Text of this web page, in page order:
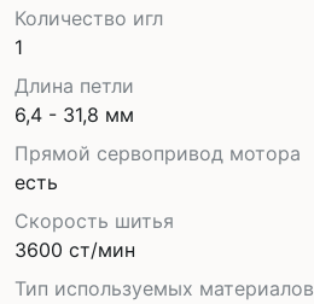
Количество игл
1
Длина петли
6,4 - 31,8 мм
Прямой сервопривод мотора
есть
Скорость шитья
3600 ст/мин
Тип используемых материалов